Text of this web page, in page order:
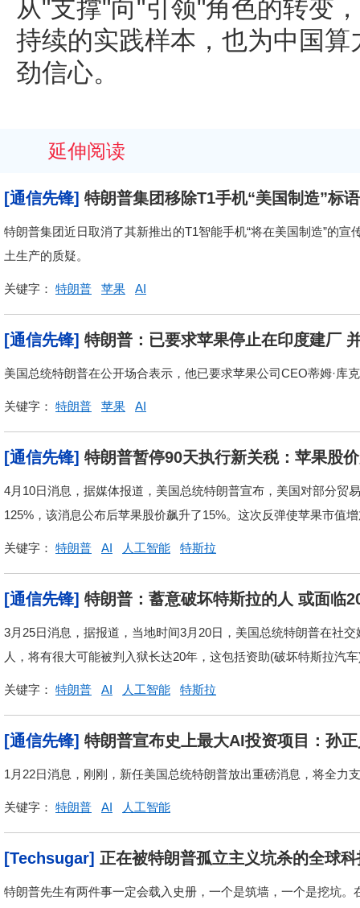
从"支撑"向"引领"角色的转变
持续的实践样本，也为中国
劲信心。
延伸阅读
[通信先锋] 特朗普集团移除T1手机“美国制造”标
特朗普集团近日取消了其新推出的T1智能手机“将在美国制造”的
土生产的质疑。
关键字： 特朗普 苹果 AI
[通信先锋] 特朗普：已要求苹果停止在印度建厂
美国总统特朗普在公开场合表示，他已要求苹果公司CEO蒂姆·库
关键字： 特朗普 苹果 AI
[通信先锋] 特朗普暂停90天执行新关税：苹果股
4月10日消息，据媒体报道，美国总统特朗普宣布，美国对部分贸
125%，该消息公布后苹果股价飙升了15%。这次反弹使苹果市值
关键字： 特朗普 AI 人工智能 特斯拉
[通信先锋] 特朗普：蓄意破坏特斯拉的人 或面临
3月25日消息，据报道，当地时间3月20日，美国总统特朗普在社
人，将有很大可能被判入狱长达20年，这包括资助(破坏特斯拉汽
关键字： 特朗普 AI 人工智能 特斯拉
[通信先锋] 特朗普宣布史上最大AI投资项目：孙
1月22日消息，刚刚，新任美国总统特朗普放出重磅消息，将全力
关键字： 特朗普 AI 人工智能
[Techsugar] 正在被特朗普孤立主义坑杀的全球
特朗普先生有两件事一定会载入史册，一个是筑墙，一个是挖坑